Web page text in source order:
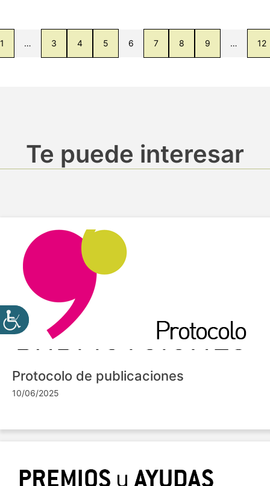
1 … 3 4 5 6 7 8 9 … 12
Te puede interesar
Protocolo de publicaciones
10/06/2025